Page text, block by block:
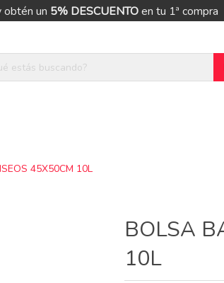
obtén un 5% DESCUENTOen tu 1ª compra
45X50CM 10L
BOLSA
10L